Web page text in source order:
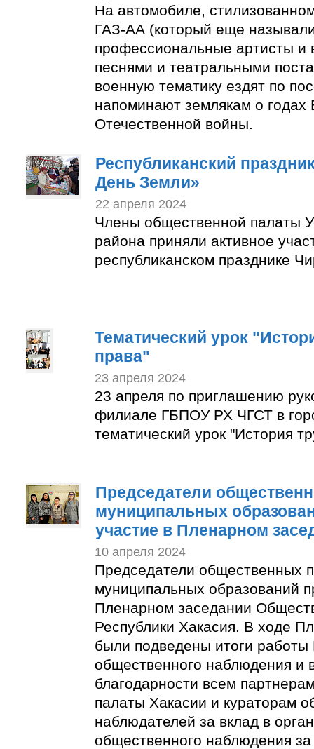
На автомобиле,
ГАЗ-АА (который еще
профессиональные артисты и
песнями и театральными
военную тематику ездят по
напоминают землякам о годах
Отечественной войны.
Республиканский
День Земли»
22 апреля 2024
Члены общественной палаты
района приняли активное
республиканском празднике
Тематический урок
права"
23 апреля 2024
23 апреля по приглашению
филиале ГБПОУ РХ ЧГСТ в
тематический урок "История
Председатели
муниципальных
участие в Пленарном
10 апреля 2024
Председатели общественных
муниципальных образований
Пленарном заседании
Республики Хакасия. В ходе
были подведены итоги работы
общественного наблюдения и
благодарности всем
палаты Хакасии и кураторам
наблюдателей за вклад в
общественного наблюдения